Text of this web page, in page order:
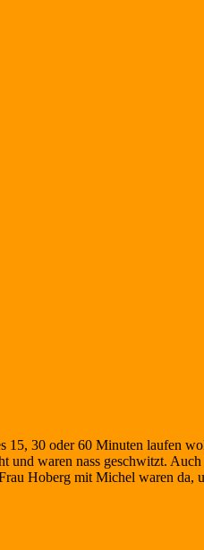
15, 30 oder 60 Minuten laufen
und waren nass geschwitzt.
Hoberg mit Michel waren da,